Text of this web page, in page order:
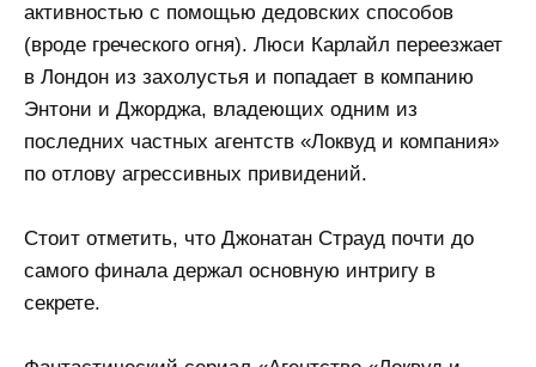
активностью с помощью дедовских способов
(вроде греческого огня). Люси Карлайл переезжает
в Лондон из захолустья и попадает в компанию
Энтони и Джорджа, владеющих одним из
последних частных агентств «Локвуд и компания»
по отлову агрессивных привидений.
Стоит отметить, что Джонатан Страуд почти до
самого финала держал основную интригу в
секрете.